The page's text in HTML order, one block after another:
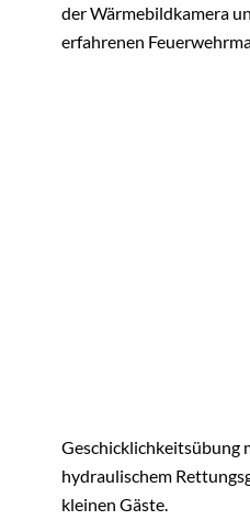
der Wärmebildkamera
erfahrenen
Geschicklichkeitsübung
hydraulischem
kleinen Gäste.